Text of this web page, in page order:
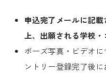
申込完了メールに記
上、出願される学校
ポーズ写真・ビデオ
ントリー登録完了後に